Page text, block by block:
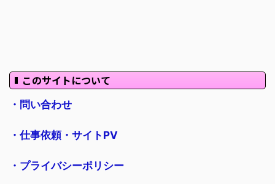
このサイトについて
・問い合わせ
・仕事依頼・サイトPV
・プライバシーポリシー